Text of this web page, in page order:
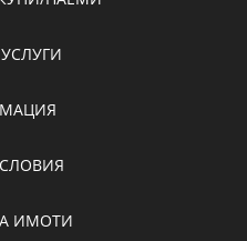
ИМОТИ